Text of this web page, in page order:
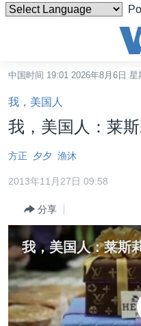
碍
链
接
转
内
到
导
航
跳
转
台湾
港澳
国际
最新国际新闻
印太
中东
欧洲
分类新闻
经济·金融·贸易
人权·法律·宗教
科教·文娱·体健
美中关系
热点专题
白宫要闻
VOA视频
中国时间 19:01 2026年8月6日 星
我，美国人
我，美国人：莱
方正 夕夕 渔沐
2013年11月27日 09:58
分享
我，美国人：莱斯
没有